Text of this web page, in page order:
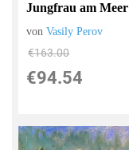
Jungfrau am Meer
vonVasily Perov
€163.00
€94.54